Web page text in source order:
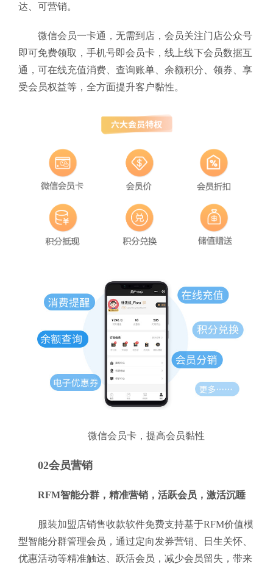
达、可营销。
微信会员一卡通，无需到店，会员关注门店公众号
即可免费领取，手机号即会员卡，线上线下会员数据互
通，可在线充值消费、查询账单、余额积分、领券、享
受会员权益等，全方面提升客户黏性。
微信会员卡，提高会员黏性
02会员营销
RFM智能分群，精准营销，活跃会员，激活沉睡
服装加盟店销售收款软件免费支持基于RFM价值模
型智能分群管理会员，通过定向发券营销、日生关怀、
优惠活动等精准触达、跃活会员，减少会员留失，带来